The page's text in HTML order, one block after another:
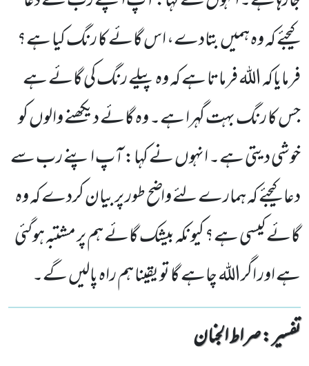
کیجئے کہ وہ ہمیں بتادے، اس گائے کا رنگ کیا ہے؟
فرمایاکہ اللہ فرماتا ہے کہ وہ پیلے رنگ کی گائے ہے
جس کا رنگ بہت گہرا ہے۔ وہ گائے دیکھنے والوں کو
خوشی دیتی ہے۔ انہوں نے کہا: آپ اپنے رب سے
دعا کیجئے کہ ہمارے لئے واضح طور پر بیان کردے کہ وہ
گائے کیسی ہے؟ کیونکہ بیشک گائے ہم پر مشتبہ ہوگئی
ہے اور اگراللہ چاہے گا تو یقینا ہم راہ پالیں گے۔
تفسیر : ‎صراط الجنان